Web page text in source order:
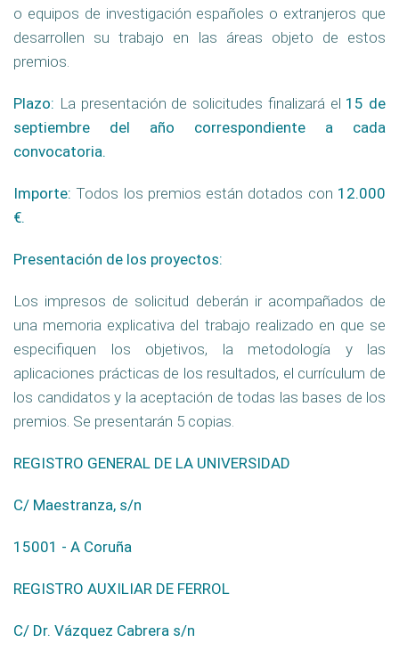
o equipos de investigación españoles o extranjeros que
desarrollen su trabajo en las áreas objeto de estos
premios.
Plazo: La presentación de solicitudes finalizará el 15 de
septiembre del año correspondiente a cada
convocatoria.
Importe: Todos los premios están dotados con 12.000
€.
Presentación de los proyectos:
Los impresos de solicitud deberán ir acompañados de
una memoria explicativa del trabajo realizado en que se
especifiquen los objetivos, la metodología y las
aplicaciones prácticas de los resultados, el currículum de
los candidatos y la aceptación de todas las bases de los
premios. Se presentarán 5 copias.
REGISTRO GENERAL DE LA UNIVERSIDAD
C/ Maestranza, s/n
15001 - A Coruña
REGISTRO AUXILIAR DE FERROL
C/ Dr. Vázquez Cabrera s/n